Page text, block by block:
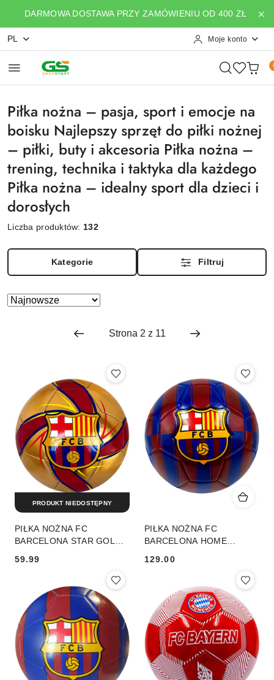
Przejdź do treści głównej
Przejdź do wyszukiwarki
Przejdź do moje konto
Przejdź do menu głównego
Przejdź do stopki
DARMOWA DOSTAWA PRZY ZAMÓWIENIU OD 400 ZŁ
PL Moje konto
Piłka nożna – pasja, sport i emocje na
boisku Najlepszy sprzęt do piłki nożnej
– piłki, buty i akcesoria Piłka nożna –
trening, technika i taktyka dla każdego
Piłka nożna – idealny sport dla dzieci i
dorosłych
Liczba produktów: 132
Kategorie Filtruj
Zastosowano
Sortuj
PIŁKA NOŻNA FC
BARCELONA STAR GOLD
59.99
PRODUKT NIEDOSTĘPNY
PIŁKA NOŻNA FC
BARCELONA HOME
129.00